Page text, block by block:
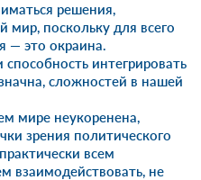
решения,
поскольку для всего
— это окраина.
интегрировать
сложностей в нашей
мире неукоренена,
зрения политического
всем
взаимодействовать, не